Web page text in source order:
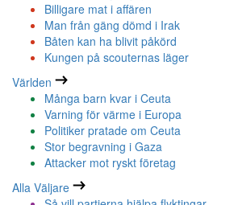
Billigare mat i affären
Man från gäng dömd i Irak
Båten kan ha blivit påkörd
Kungen på scouternas läger
Världen
Många barn kvar i Ceuta
Varning för värme i Europa
Politiker pratade om Ceuta
Stor begravning i Gaza
Attacker mot ryskt företag
Alla Väljare